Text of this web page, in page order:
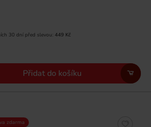
30 dní před slevou: 449 Kč
Přidat do košíku
zdarma